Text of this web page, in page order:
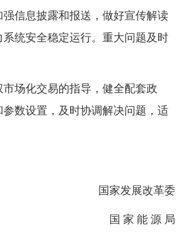
信息披露和报送，做好宣传解读
统安全稳定运行。重大问题及时
场化交易的指导，健全配套政
数设置，及时协调解决问题，适
国家发展改革委
国 家 能 源 局